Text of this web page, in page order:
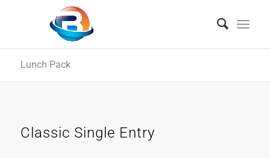
Lunch Pack
Classic Single Entry